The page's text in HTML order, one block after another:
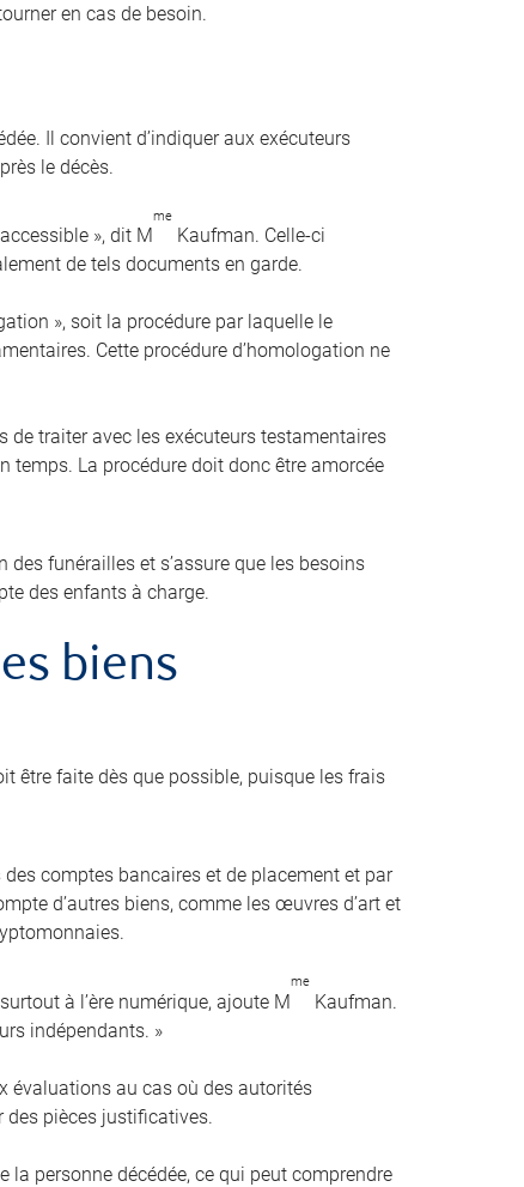
en cas de besoin.
Il convient d’indiquer aux exécuteurs
le décès.
», dit M
me
Kaufman. Celle-ci
de tels documents en garde.
», soit la procédure par laquelle le
Cette procédure d’homologation ne
de traiter avec les exécuteurs testamentaires
temps. La procédure doit donc être amorcée
funérailles et s’assure que les besoins
des enfants à charge.
biens
être faite dès que possible, puisque les frais
comptes bancaires et de placement et par
d’autres biens, comme les œuvres d’art et
à l’ère numérique, ajoute M
me
Kaufman.
indépendants. »
évaluations au cas où des autorités
des pièces justificatives.
la personne décédée, ce qui peut comprendre